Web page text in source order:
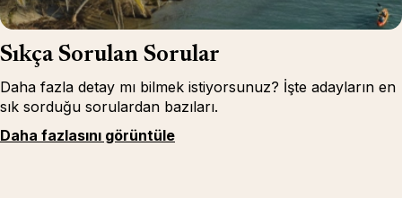
Sıkça Sorulan Sorular
Daha fazla detay mı bilmek istiyorsunuz? İşte adayların en
sık sorduğu sorulardan bazıları.
Daha fazlasını görüntüle